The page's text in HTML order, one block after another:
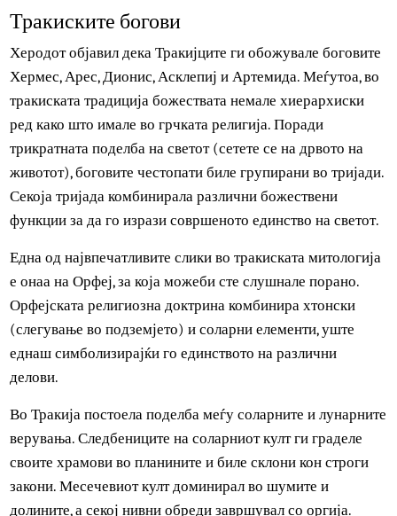
сонцето. Тракиските исцелители користеле различни
магии и баења, придружени со мистериозни магични
ритуали. Музиката (музичка терапија) била поврзана и
со митските харфисти Орфеј и Лин.
Тракиските богови
Херодот објавил дека Тракијците ги обожувале
Хермес, Арес, Дионис, Асклепиј и Артемида. Меѓутоа,
тракиската традиција божествата немале хиерархиски
ред како што имале во грчката религија. Поради
трикратната поделба на светот (сетете се на дрвото на
животот), боговите честопати биле групирани во
Секоја тријада комбинирала различни божествени
функции за да го изрази совршеното единство на
Една од највпечатливите слики во тракиската
е онаа на Орфеј, за која можеби сте слушнале порано.
Орфејската религиозна доктрина комбинира хтонски
(слегување во подземјето) и соларни елементи, уште
еднаш симболизирајќи го единството на различни